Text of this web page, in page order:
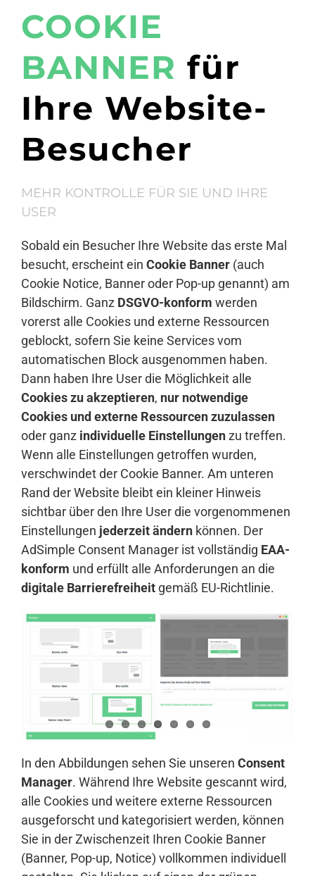
COOKIE
BANNER für
Ihre Website-
Besucher
MEHR KONTROLLE FÜR SIE UND IHRE
USER
Sobald ein Besucher Ihre Website das erste Mal
besucht, erscheint ein Cookie Banner (auch
Cookie Notice, Banner oder Pop-up genannt) am
Bildschirm. Ganz DSGVO-konform werden
vorerst alle Cookies und externe Ressourcen
geblockt, sofern Sie keine Services vom
automatischen Block ausgenommen haben.
Dann haben Ihre User die Möglichkeit alle
Cookies zu akzeptieren, nur notwendige
Cookies und externe Ressourcen zuzulassen
oder ganz individuelle Einstellungenzu treffen.
Wenn alle Einstellungen getroffen wurden,
verschwindet der Cookie Banner. Am unteren
Rand der Website bleibt ein kleiner Hinweis
sichtbar über den Ihre User die vorgenommenen
Einstellungen jederzeit ändern können. Der
AdSimple Consent Manager ist vollständig EAA-
konform und erfüllt alle Anforderungen an die
digitale Barrierefreiheit gemäß EU-Richtlinie.
In den Abbildungen sehen Sie unseren Consent
Manager. Während Ihre Website gescannt wird,
alle Cookies und weitere externe Ressourcen
ausgeforscht und kategorisiert werden, können
Sie in der Zwischenzeit Ihren Cookie Banner
(Banner, Pop-up, Notice) vollkommen individuell